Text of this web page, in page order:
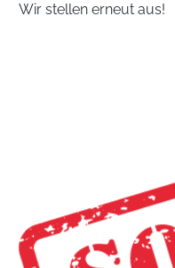
Wir stellen erneut aus!